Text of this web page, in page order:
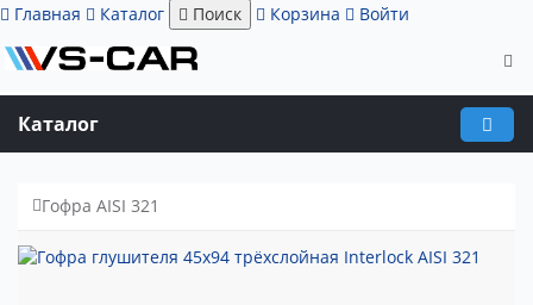
Главная Каталог Поиск Корзина Войти
Каталог
Гофра AISI 321